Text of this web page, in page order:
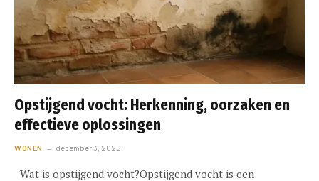
Opstijgend vocht: Herkenning, oorzaken en
effectieve oplossingen
WONEN december 3, 2025
Wat is opstijgend vocht?Opstijgend vocht is een